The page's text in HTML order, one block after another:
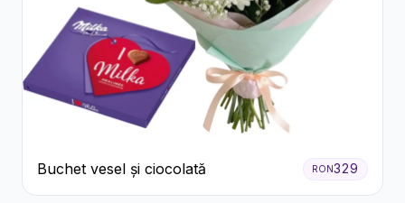
Buchet vesel și ciocolată RON329